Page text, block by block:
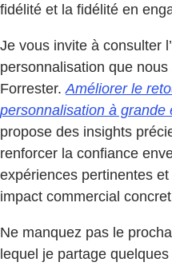
fidélité et la fidélité en
Je vous invite à consulter
personnalisation que
Forrester. Améliorer le
personnalisation à grande
propose des insights
renforcer la confiance
expériences pertinentes
impact commercial
Ne manquez pas le
lequel je partage